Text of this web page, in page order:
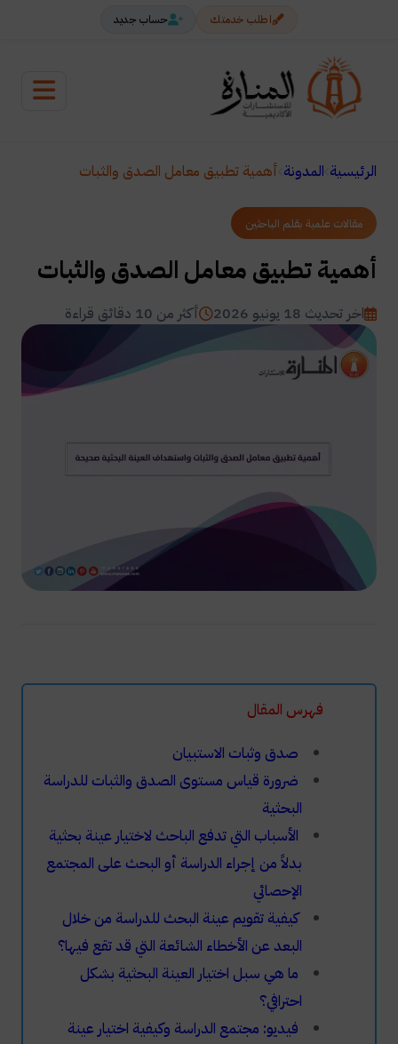
اطلب خدمتك حساب جديد
الرئيسية المدونة أهمية تطبيق معامل الصدق والثبات
مقالات علمية بقلم الباحثين
أهمية تطبيق معامل الصدق والثبات
اخر تحديث 18 يونيو 2026 أكثر من 10 دقائق قراءة
فهرس المقال
صدق وثبات الاستبيان
ضرورة قياس مستوى الصدق والثبات للدراسة
البحثية
الأسباب التي تدفع الباحث لاختيار عينة بحثية
بدلاً من إجراء الدراسة أو البحث على المجتمع
الإحصائي
كيفية تقويم عينة البحث للدراسة من خلال
البعد عن الأخطاء الشائعة التي قد تقع فيها؟
ما هي سبل اختيار العينة البحثية بشكل
احترافي؟
فيديو: مجتمع الدراسة وكيفية اختيار عينة